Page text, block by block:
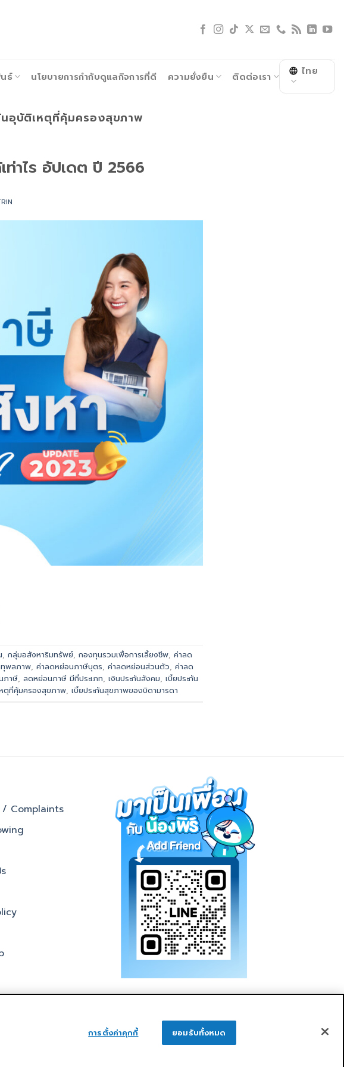
ธ์ นโยบายการกำกับดูแลกิจการที่ดี ความยั่งยืน ติดต่อเรา ไทย
นอุบัติเหตุที่คุ้มครองสุขภาพ
าไร อัปเดต ปี 2566
, กลุ่มอสังหาริมทรัพย์, กองทุนรวมเพื่อการเลี้ยงชีพ, ค่าลด
ทุพลภาพ, ค่าลดหย่อนภาษีบุตร, ค่าลดหย่อนส่วนตัว, ค่าลด
ภาษี, ลดหย่อนภาษี มีกี่ประเภท, เงินประกันสังคม, เบี้ยประกัน
หตุที่คุ้มครองสุขภาพ, เบี้ยประกันสุขภาพของบิดามารดา
/ Complaints
นโยบายการกำกับดูแลกิจการที่ดี
การตั้งค่าคุกกี้ ยอมรับทั้งหมด